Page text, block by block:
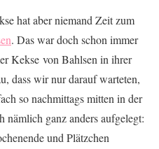
hat aber niemand Zeit zum
. Das war doch schon immer
Kekse von Bahlsen in ihrer
dass wir nur darauf warteten,
so nachmittags mitten in der
ganz anders aufgelegt:
und Plätzchen